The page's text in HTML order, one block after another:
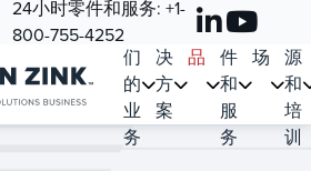
24小时零件和服务: +1-
800-755-4252我
们
的
业
务
决
方
案
产
品
零
件
和
服
务
市
场
源
和
培
训